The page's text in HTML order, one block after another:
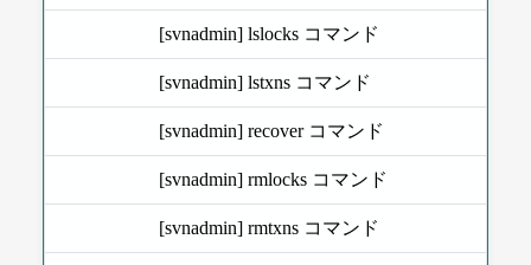
[svnadmin] lslocks コマンド
[svnadmin] lstxns コマンド
[svnadmin] recover コマンド
[svnadmin] rmlocks コマンド
[svnadmin] rmtxns コマンド